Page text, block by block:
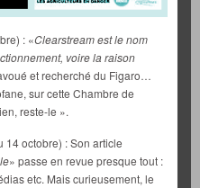
: «Clearstream est le nom
voire la raison
et recherché du Figaro…
sur cette Chambre de
reste-le ».
14 octobre) : Son article
» passe en revue presque tout :
etc. Mais curieusement, le